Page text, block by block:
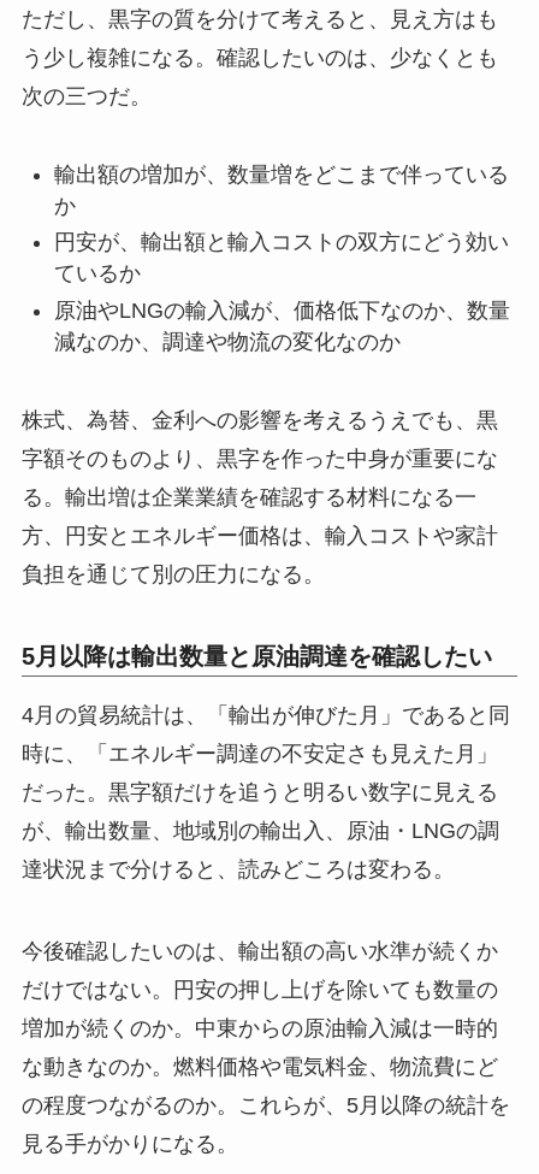
ただし、黒字の質を分けて考えると、見え方はも
う少し複雑になる。確認したいのは、少なくとも
次の三つだ。
輸出額の増加が、数量増をどこまで伴っている
か
円安が、輸出額と輸入コストの双方にどう効い
ているか
原油やLNGの輸入減が、価格低下なのか、数量
減なのか、調達や物流の変化なのか
株式、為替、金利への影響を考えるうえでも、黒
字額そのものより、黒字を作った中身が重要にな
る。輸出増は企業業績を確認する材料になる一
方、円安とエネルギー価格は、輸入コストや家計
負担を通じて別の圧力になる。
5月以降は輸出数量と原油調達を確認したい
4月の貿易統計は、「輸出が伸びた月」であると同
時に、「エネルギー調達の不安定さも見えた月」
だった。黒字額だけを追うと明るい数字に見える
が、輸出数量、地域別の輸出入、原油・LNGの調
達状況まで分けると、読みどころは変わる。
今後確認したいのは、輸出額の高い水準が続くか
だけではない。円安の押し上げを除いても数量の
増加が続くのか。中東からの原油輸入減は一時的
な動きなのか。燃料価格や電気料金、物流費にど
の程度つながるのか。これらが、5月以降の統計を
見る手がかりになる。